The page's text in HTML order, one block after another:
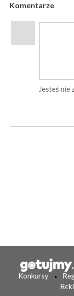
Komentarze
Jesteś nie
Konkursy